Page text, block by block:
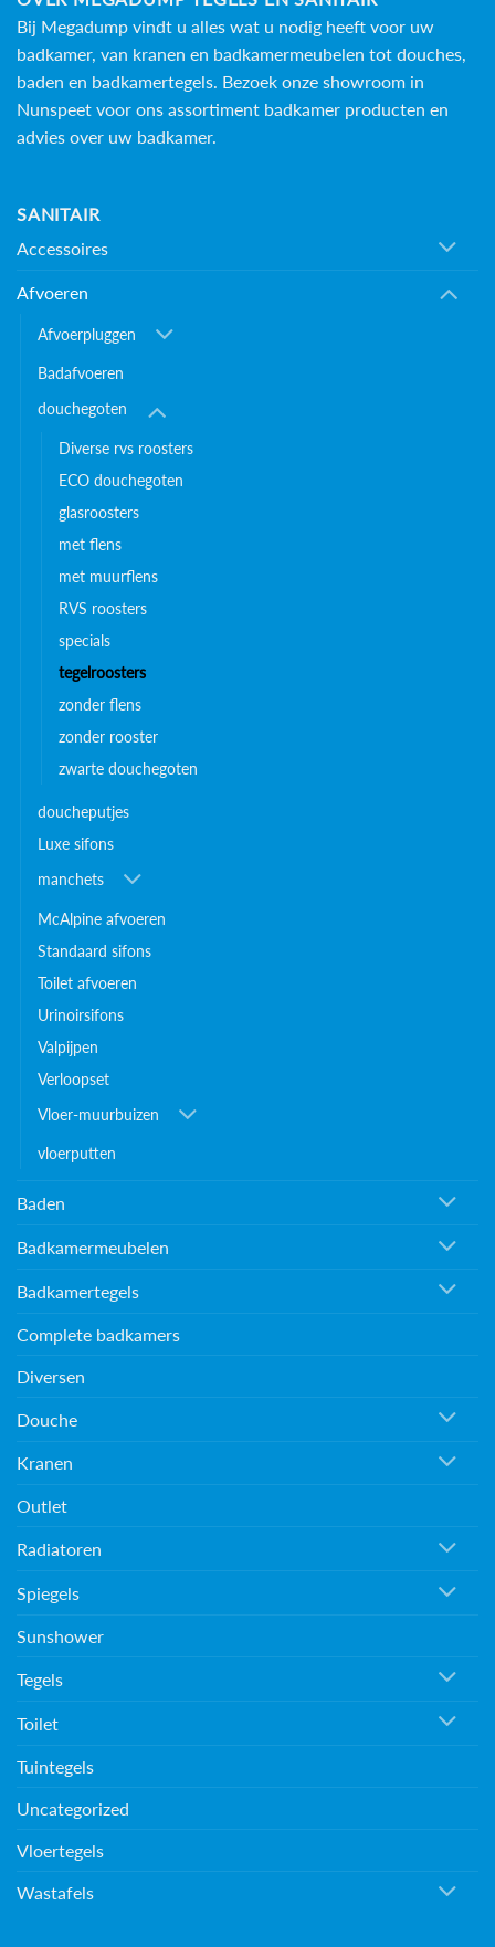
Bij Megadump vindt u alles wat u nodig heeft voor uw
badkamer, van kranen en badkamermeubelen tot douches,
baden en badkamertegels . Bezoek onze showroom in
Nunspeet voor ons assortiment badkamer producten en
advies over uw badkamer.
SANITAIR
Accessoires
Afvoeren
Afvoerpluggen
Badafvoeren
douchegoten
Diverse rvs roosters
ECO douchegoten
glasroosters
met flens
met muurflens
RVS roosters
specials
tegelroosters
zonder flens
zonder rooster
zwarte douchegoten
doucheputjes
Luxe sifons
manchets
McAlpine afvoeren
Standaard sifons
Toilet afvoeren
Urinoirsifons
Valpijpen
Verloopset
Vloer-muurbuizen
vloerputten
Baden
Badkamermeubelen
Badkamertegels
Complete badkamers
Diversen
Douche
Kranen
Outlet
Radiatoren
Spiegels
Sunshower
Tegels
Toilet
Tuintegels
Uncategorized
Vloertegels
Wastafels